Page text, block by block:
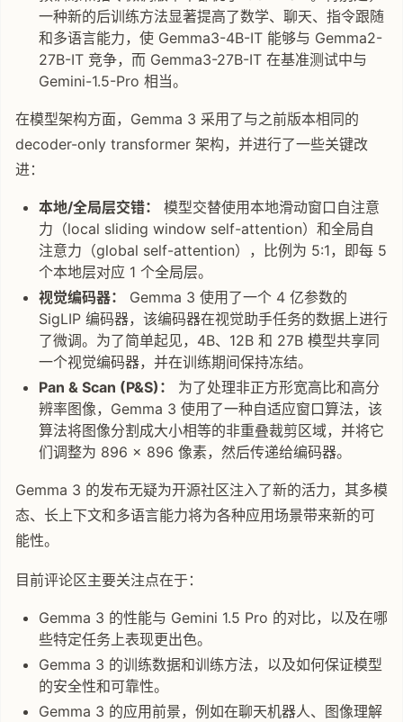
一种新的后训练方法显著提高了数学、聊天、指令跟随
和多语言能力，使 Gemma3-4B-IT 能够与 Gemma2-
27B-IT 竞争，而 Gemma3-27B-IT 在基准测试中与
Gemini-1.5-Pro 相当。
在模型架构方面，Gemma 3 采用了与之前版本相同的
decoder-only transformer 架构，并进行了一些关键改
进：
本地/全局层交错：
模型交替使用本地滑动窗口自注意
力（local sliding window self-attention）和全局自
注意力（global self-attention），比例为 5:1，即每 5
个本地层对应 1 个全局层。
视觉编码器：
Gemma 3 使用了一个 4 亿参数的
SigLIP 编码器，该编码器在视觉助手任务的数据上进行
了微调。为了简单起见，4B、12B 和 27B 模型共享同
一个视觉编码器，并在训练期间保持冻结。
Pan & Scan (P&S)：
为了处理非正方形宽高比和高分
辨率图像，Gemma 3 使用了一种自适应窗口算法，该
算法将图像分割成大小相等的非重叠裁剪区域，并将它
们调整为 896 × 896 像素，然后传递给编码器。
Gemma 3 的发布无疑为开源社区注入了新的活力，其多模
态、长上下文和多语言能力将为各种应用场景带来新的可
能性。
目前评论区主要关注点在于：
Gemma 3 的性能与 Gemini 1.5 Pro 的对比，以及在哪
些特定任务上表现更出色。
Gemma 3 的训练数据和训练方法，以及如何保证模型
的安全性和可靠性。
Gemma 3 的应用前景，例如在聊天机器人、图像理解